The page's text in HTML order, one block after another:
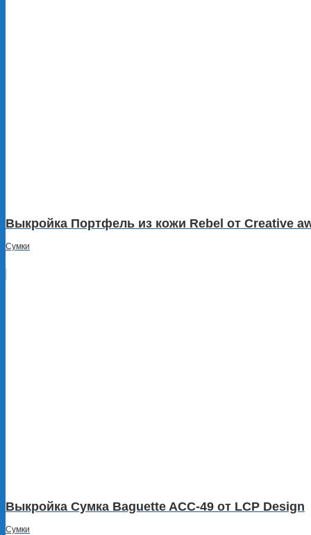
Выкройка Портфель из кожи Rebel от Creative
Сумки
Выкройка Сумка Baguette ACC-49 от LCP Design
Сумки